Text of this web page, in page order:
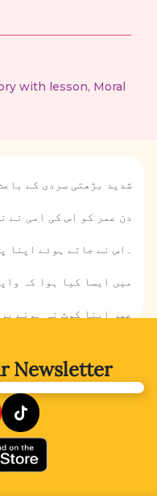
with lesson, Moral
شدید بڑھتی سردی کے
دن عمر کو اس کی امی نے
۔اس نے جاتے ہوئے اپنا
میں ایسا کیا ہوا کہ
عمر اپنا کوٹ نہ ہونے
Newsletter